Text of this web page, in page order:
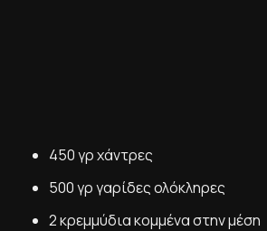
450 γρ χάντρες
500 γρ γαρίδες ολόκληρες
2 κρεμμύδια κομμένα στην μέση